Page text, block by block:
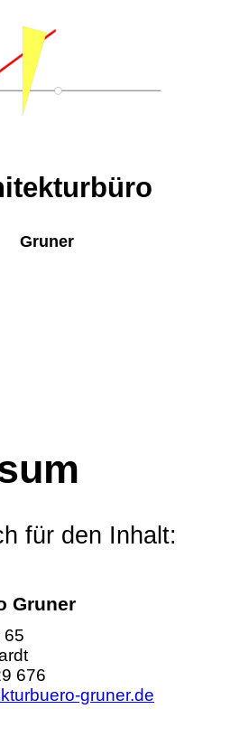
Gruner
für den Inhalt:
Gruner
65
676
gruner.de